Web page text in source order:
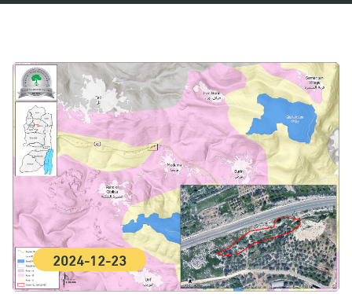
2024-12-23